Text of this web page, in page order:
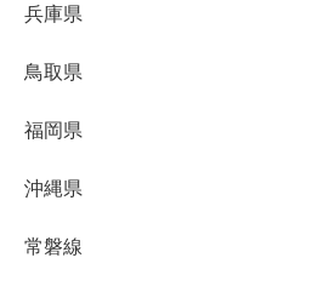
兵庫県
鳥取県
福岡県
沖縄県
常磐線